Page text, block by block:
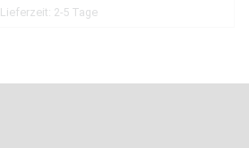
Lieferzeit: 2-5 Tage